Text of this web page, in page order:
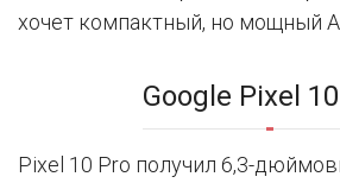
хочет компактный, но мощный
Google Pixel
Pixel 10 Pro получил 6,3-